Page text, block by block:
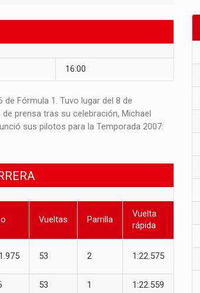
16:00
Fórmula 1. Tuvo lugar del 8 de
prensa tras su celebración, Michael
sus pilotos para la Temporada 2007:
Vueltas Parrilla
Vuelta
rápida
53 2 1:22.575
53 1 1:22.559